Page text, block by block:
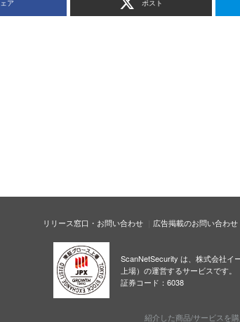
ア ポスト
リリース窓口・お問い合わせ 広告掲載のお問い合わせ
ScanNetSecurity は、株式会社イ
上場）の運営するサービスです。
証券コード：6038
紹介した商品/サービスを